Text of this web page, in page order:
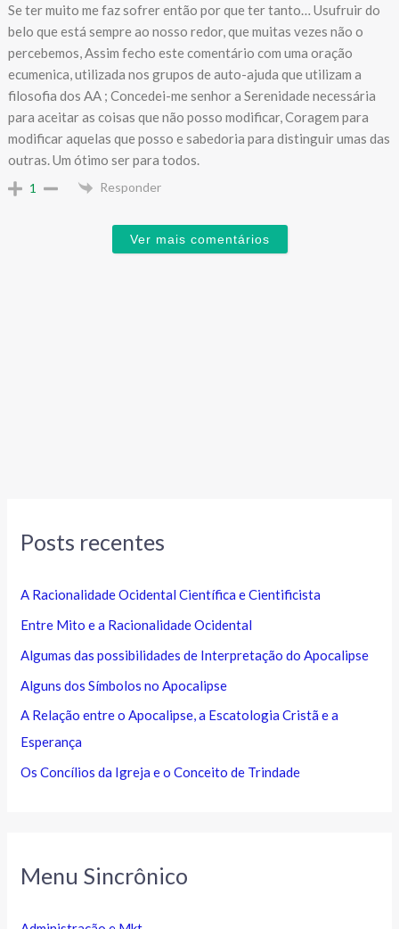
Se ter muito me faz sofrer então por que ter tanto… Usufruir do
belo que está sempre ao nosso redor, que muitas vezes não o
percebemos, Assim fecho este comentário com uma oração
ecumenica, utilizada nos grupos de auto-ajuda que utilizam a
filosofia dos AA ; Concedei-me senhor a Serenidade necessária
para aceitar as coisas que não posso modificar, Coragem para
modificar aquelas que posso e sabedoria para distinguir umas das
outras. Um ótimo ser para todos.
1 Responder
Ver mais comentários
Posts recentes
A Racionalidade Ocidental Científica e Cientificista
Entre Mito e a Racionalidade Ocidental
Algumas das possibilidades de Interpretação do Apocalipse
Alguns dos Símbolos no Apocalipse
A Relação entre o Apocalipse, a Escatologia Cristã e a
Esperança
Os Concílios da Igreja e o Conceito de Trindade
Menu Sincrônico